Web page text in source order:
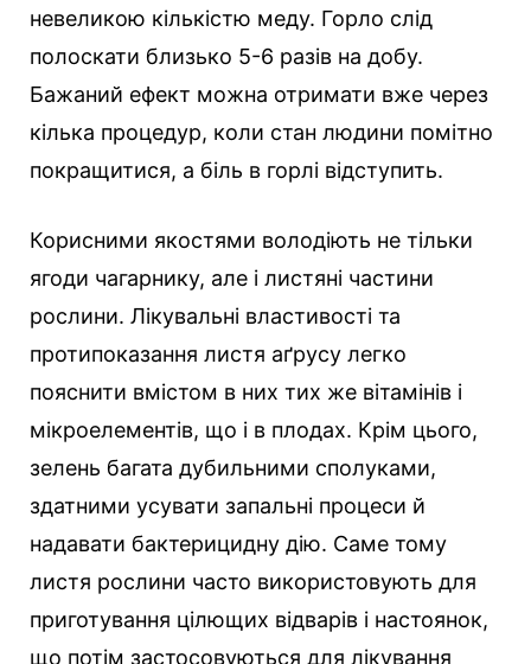
невеликою кількістю меду. Горло слід
полоскати близько 5-6 разів на добу.
Бажаний ефект можна отримати вже через
кілька процедур, коли стан людини помітно
покращитися, а біль в горлі відступить.
Корисними якостями володіють не тільки
ягоди чагарнику, але і листяні частини
рослини. Лікувальні властивості та
протипоказання листя аґрусу легко
пояснити вмістом в них тих же вітамінів і
мікроелементів, що і в плодах. Крім цього,
зелень багата дубильними сполуками,
здатними усувати запальні процеси й
надавати бактерицидну дію. Саме тому
листя рослини часто використовують для
приготування цілющих відварів і настоянок,
що потім застосовуються для лікування